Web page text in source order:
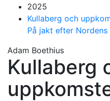
2025
Kullaberg och
På jakt efter
Adam Boethius
Kullaberg